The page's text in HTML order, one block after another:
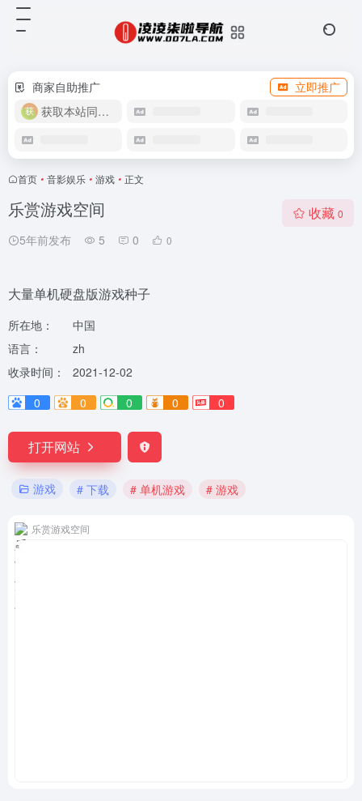
商家自助推广
立即推广
获取本站同款主题
首页 • 音影娱乐 • 游戏 • 正文
乐赏游戏空间
5年前发布 5 0 0
收藏 0
大量单机硬盘版游戏种子
所在地：
中国
语言：
zh
收录时间：
2021-12-02
0
0 0 0 0
打开网站
游戏 # 下载 # 单机游戏 # 游戏
乐赏游戏空间